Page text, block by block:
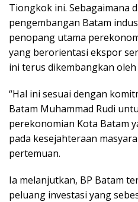
Tiongkok ini. Sebagaimana
pengembangan Batam
penopang utama
yang berorientasi ekspor
ini terus dikembangkan oleh
“Hal ini sesuai dengan
Batam Muhammad Rudi
perekonomian Kota Batam
pada kesejahteraan
pertemuan.
Ia melanjutkan, BP Batam
peluang investasi yang